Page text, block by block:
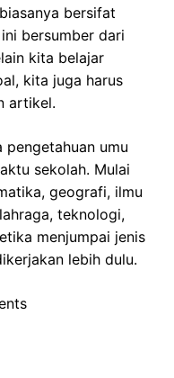
bersifat
bersumber dari
kita belajar
kita juga harus
artikel.
umu
sekolah. Mulai
geografi, ilmu
teknologi,
menjumpai jenis
lebih dulu.